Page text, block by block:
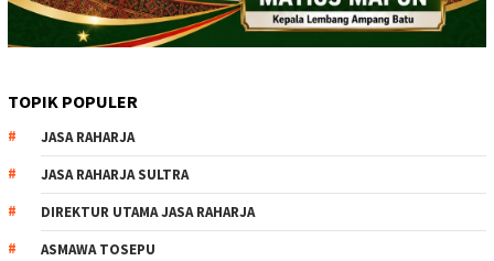
TOPIK POPULER
JASA RAHARJA
JASA RAHARJA SULTRA
DIREKTUR UTAMA JASA RAHARJA
ASMAWA TOSEPU